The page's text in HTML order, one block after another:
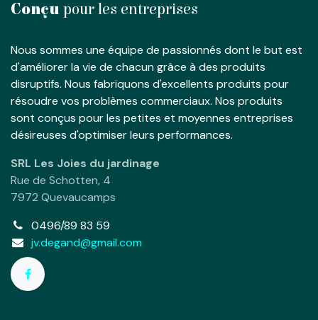
Conçu pour les entreprises
Nous sommes une équipe de passionnés dont le but est
d'améliorer la vie de chacun grâce à des produits
disruptifs. Nous fabriquons d'excellents produits pour
résoudre vos problèmes commerciaux. Nos produits
sont conçus pour les petites et moyennes entreprises
désireuses d'optimiser leurs performances.
SRL Les Joies du jardinage
Rue de Schotten, 4
7972 Quevaucamps
0496/89 83 59
jv.degand@gmail.com